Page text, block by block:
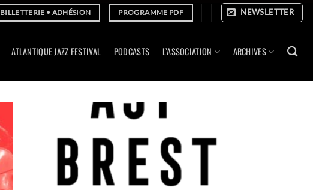
BILLETTERIE • ADHÉSION PROGRAMME PDF NEWSLETTER
ATLANTIQUE JAZZ FESTIVAL PODCASTS L’ASSOCIATION ARCHIVES